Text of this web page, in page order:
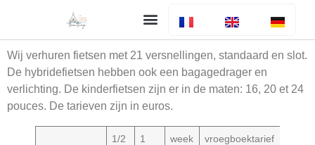
Wij verhuren fietsen met 21 versnellingen, standaard en slot.
De hybridefietsen hebben ook een bagagedrager en
verlichting. De kinderfietsen zijn er in de maten: 16, 20 et 24
pouces. De tarieven zijn in euros.
1/2
1
week vroegboektarief